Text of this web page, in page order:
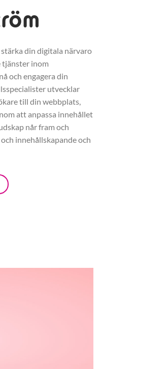
din digitala närvaro
tjänster inom
och engagera din
utvecklar
till din webbplats,
att anpassa innehållet
når fram och
innehållskapande och